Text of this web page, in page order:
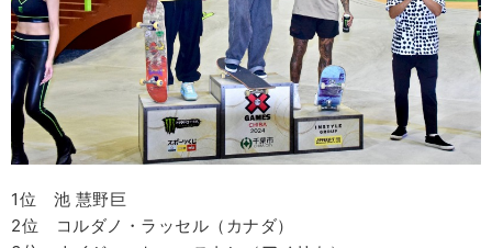
1位 池 慧野巨
2位 コルダノ・ラッセル（カナダ）